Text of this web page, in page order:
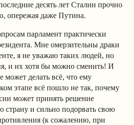
десять лет Сталин прочно
опережая даже Путина.
парламент практически
Мне омерзительны драки
я не уважаю таких людей, но
и их хотя бы можно сменить! И
может делать всё, что ему
этапе всё пошло не так, почему
может принять решение
страну и сильно подорвать свою
(к сожалению, при